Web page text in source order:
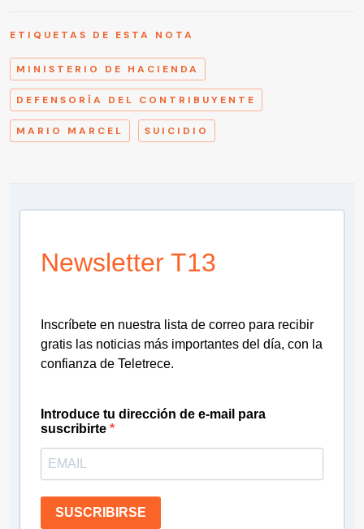
ETIQUETAS DE ESTA NOTA
MINISTERIO DE HACIENDA
DEFENSORÍA DEL CONTRIBUYENTE
MARIO MARCEL SUICIDIO
Newsletter T13
Inscríbete en nuestra lista de correo para recibir
gratis las noticias más importantes del día, con la
confianza de Teletrece.
Introduce tu dirección de e-mail para
suscribirte
SUSCRIBIRSE